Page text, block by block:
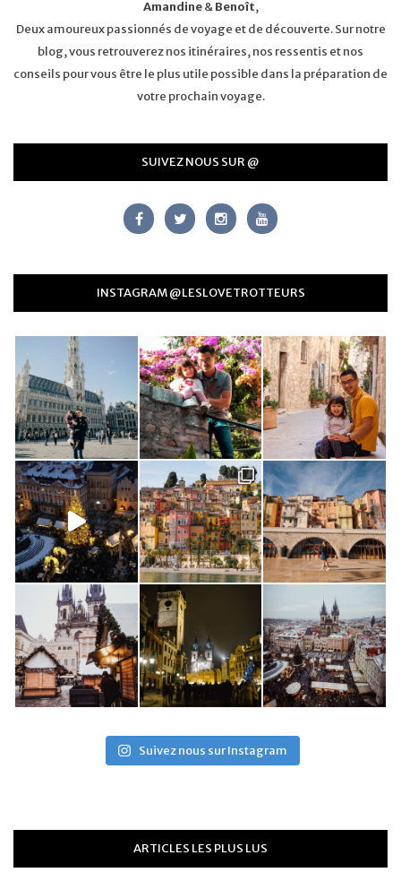
Amandine&Benoît,
Deux amoureux passionnés de voyage et de découverte. Sur notre
blog, vous retrouverez nos itinéraires, nos ressentis et nos
conseils pour vous être le plus utile possible dans la préparation de
votre prochain voyage.
SUIVEZ NOUS SUR @
INSTAGRAM @LESLOVETROTTEURS
Suivez nous sur Instagram
ARTICLES LES PLUS LUS